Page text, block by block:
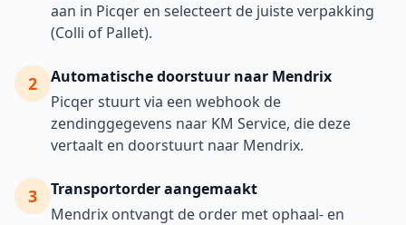
aan in Picqer en selecteert de juiste verpakking
(Colli of Pallet).
2
Automatische doorstuur naar Mendrix
Picqer stuurt via een webhook de
zendinggegevens naar KM Service, die deze
vertaalt en doorstuurt naar Mendrix.
3
Transportorder aangemaakt
Mendrix ontvangt de order met ophaal- en